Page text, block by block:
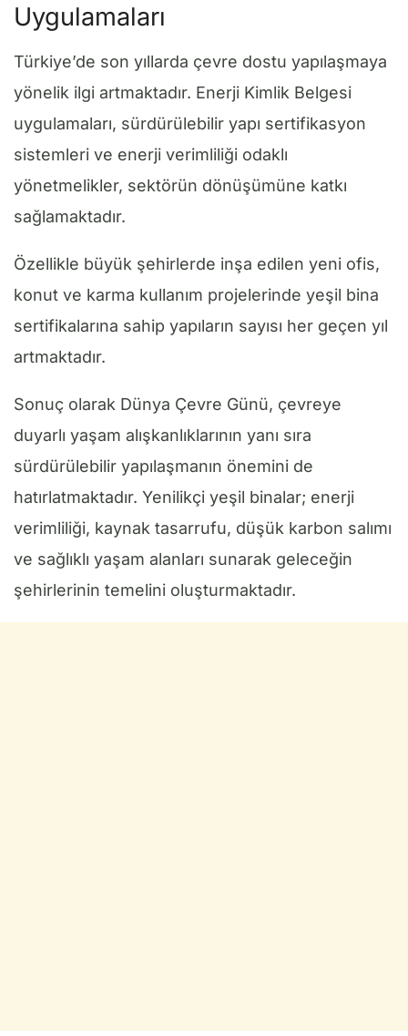
Uygulamaları
Türkiye’de son yıllarda çevre dostu yapılaşmaya
yönelik ilgi artmaktadır. Enerji Kimlik Belgesi
uygulamaları, sürdürülebilir yapı sertifikasyon
sistemleri ve enerji verimliliği odaklı
yönetmelikler, sektörün dönüşümüne katkı
sağlamaktadır.
Özellikle büyük şehirlerde inşa edilen yeni ofis,
konut ve karma kullanım projelerinde yeşil bina
sertifikalarına sahip yapıların sayısı her geçen yıl
artmaktadır.
Sonuç olarak Dünya Çevre Günü, çevreye
duyarlı yaşam alışkanlıklarının yanı sıra
sürdürülebilir yapılaşmanın önemini de
hatırlatmaktadır. Yenilikçi yeşil binalar; enerji
verimliliği, kaynak tasarrufu, düşük karbon salımı
ve sağlıklı yaşam alanları sunarak geleceğin
şehirlerinin temelini oluşturmaktadır.